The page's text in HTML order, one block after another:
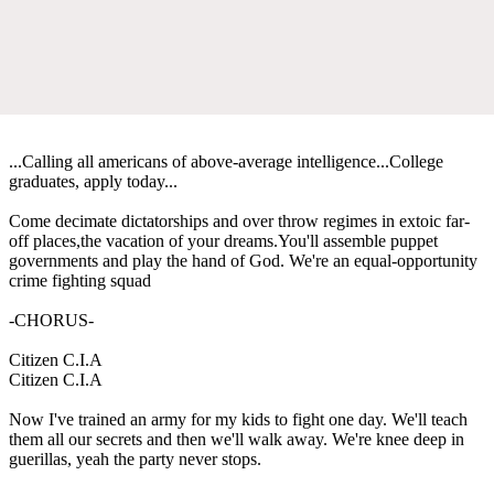
...Calling all americans of above-average intelligence...College
graduates, apply today...
Come decimate dictatorships and over throw regimes in extoic far-
off places,the vacation of your dreams.You'll assemble puppet
governments and play the hand of God. We're an equal-opportunity
crime fighting squad
-CHORUS-
Citizen C.I.A
Citizen C.I.A
Now I've trained an army for my kids to fight one day. We'll teach
them all our secrets and then we'll walk away. We're knee deep in
guerillas, yeah the party never stops.